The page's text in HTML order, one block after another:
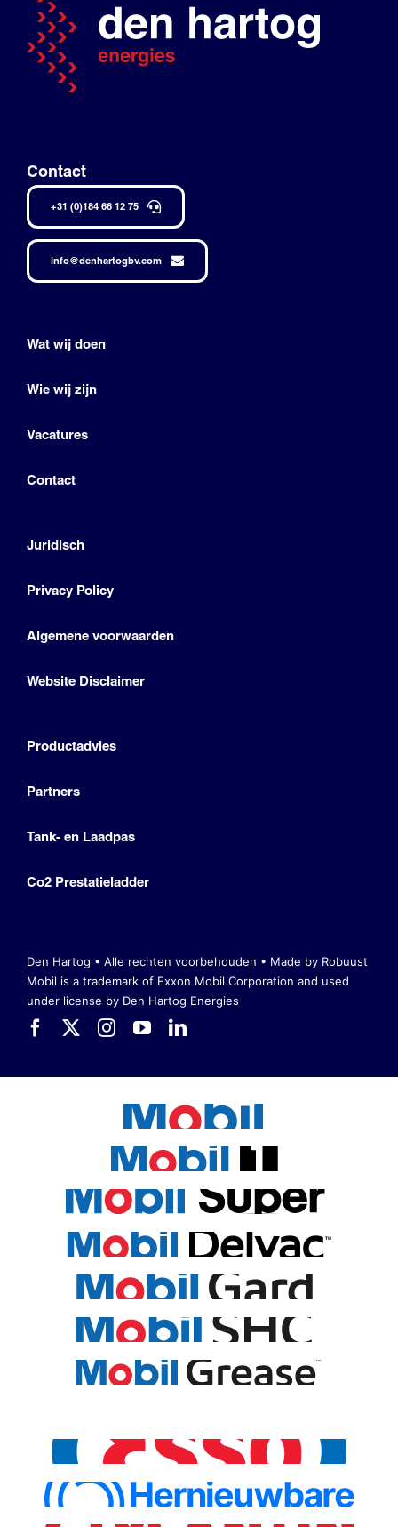
Contact
+31 (0)184 66 12 75
info@denhartogbv.com
Wat wij doen
Wie wij zijn
Vacatures
Contact
Juridisch
Privacy Policy
Algemene voorwaarden
Website Disclaimer
Productadvies
Partners
Tank- en Laadpas
Co2 Prestatieladder
Den Hartog • Alle rechten voorbehouden • Made by Robuust
Mobil is a trademark of Exxon Mobil Corporation and used
under license by Den Hartog Energies